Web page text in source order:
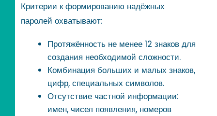
Критерии к формированию надёжных
паролей охватывают:
Протяжённость не менее 12 знаков для
создания необходимой сложности.
Комбинация больших и малых знаков,
цифр, специальных символов.
Отсутствие частной информации:
имен, чисел появления, номеров